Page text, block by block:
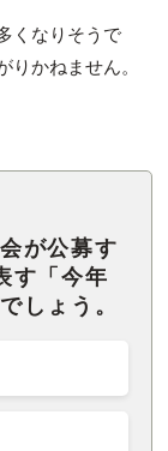
くなりそうで
かねません。
が公募す
す「今年
しょう。